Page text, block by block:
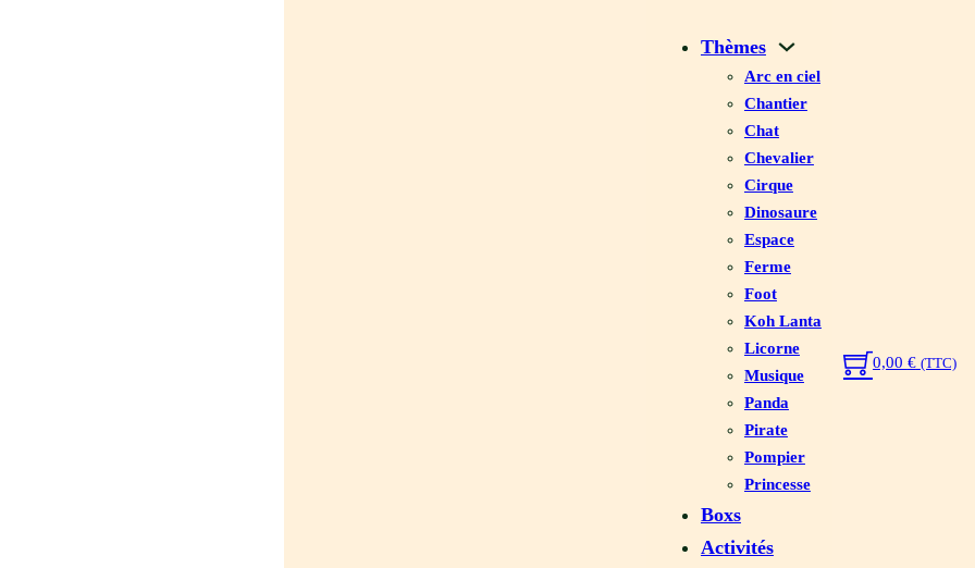
Thèmes
Arc en ciel
Chantier
Chat
Chevalier
Cirque
Dinosaure
Espace
Ferme
Foot
Koh Lanta
Licorne
Musique
Panda
Pirate
Pompier
Princesse
Boxs
Activités
0,00 € (TTC)